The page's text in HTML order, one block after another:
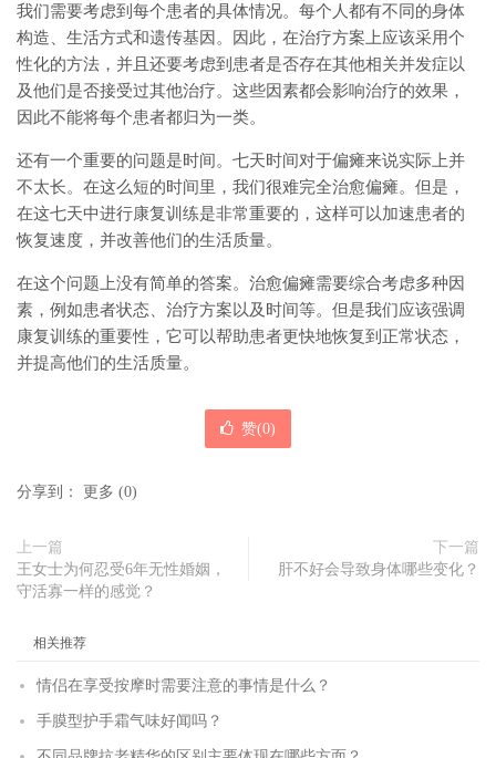
我们需要考虑到每个患者的具体情况。每个人都有不同的身体
构造、生活方式和遗传基因。因此，在治疗方案上应该采用个
性化的方法，并且还要考虑到患者是否存在其他相关并发症以
及他们是否接受过其他治疗。这些因素都会影响治疗的效果，
因此不能将每个患者都归为一类。
还有一个重要的问题是时间。七天时间对于偏瘫来说实际上并
不太长。在这么短的时间里，我们很难完全治愈偏瘫。但是，
在这七天中进行康复训练是非常重要的，这样可以加速患者的
恢复速度，并改善他们的生活质量。
在这个问题上没有简单的答案。治愈偏瘫需要综合考虑多种因
素，例如患者状态、治疗方案以及时间等。但是我们应该强调
康复训练的重要性，它可以帮助患者更快地恢复到正常状态，
并提高他们的生活质量。
赞(0)
分享到： 更多 (0)
上一篇
王女士为何忍受6年无性婚姻，
守活寡一样的感觉？
下一篇
肝不好会导致身体哪些变化？
相关推荐
情侣在享受按摩时需要注意的事情是什么？
手膜型护手霜气味好闻吗？